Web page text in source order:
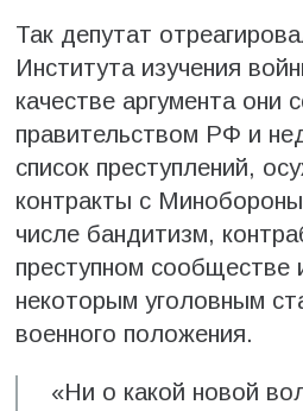
Так депутат
Института изучения
качестве аргумента они
правительством РФ и
список преступлений,
контракты с
числе бандитизм,
преступном
некоторым уголовным
военного положения.
«Ни о какой новой